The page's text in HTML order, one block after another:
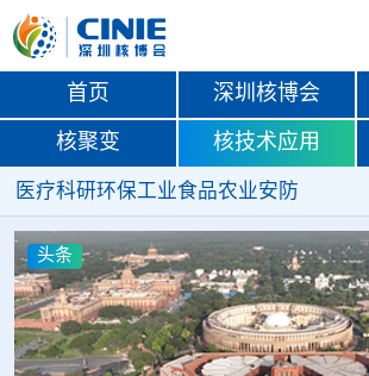
首页 深圳核博会
核聚变 核技术应用
医疗科研环保工业食品农业安防
头条